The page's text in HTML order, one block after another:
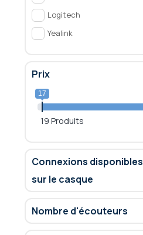
Logitech
Yealink
Prix
17
19 Produits
Connexions disponibles
sur le casque
Nombre d'écouteurs